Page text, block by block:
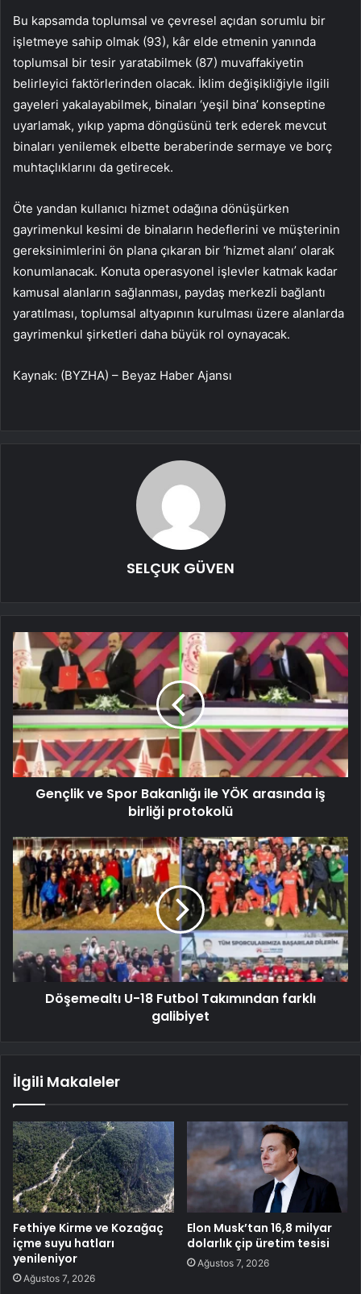
Bu kapsamda toplumsal ve çevresel açıdan sorumlu bir
işletmeye sahip olmak (93), kâr elde etmenin yanında
toplumsal bir tesir yaratabilmek (87) muvaffakiyetin
belirleyici faktörlerinden olacak. İklim değişikliğiyle ilgili
gayeleri yakalayabilmek, binaları ‘yeşil bina’ konseptine
uyarlamak, yıkıp yapma döngüsünü terk ederek mevcut
binaları yenilemek elbette beraberinde sermaye ve borç
muhtaçlıklarını da getirecek.
Öte yandan kullanıcı hizmet odağına dönüşürken
gayrimenkul kesimi de binaların hedeflerini ve müşterinin
gereksinimlerini ön plana çıkaran bir ‘hizmet alanı’ olarak
konumlanacak. Konuta operasyonel işlevler katmak kadar
kamusal alanların sağlanması, paydaş merkezli bağlantı
yaratılması, toplumsal altyapının kurulması üzere alanlarda
gayrimenkul şirketleri daha büyük rol oynayacak.
Kaynak: (BYZHA) – Beyaz Haber Ajansı
SELÇUK GÜVEN
Gençlik ve Spor Bakanlığı ile YÖK arasında iş
birliği protokolü
Döşemealtı U-18 Futbol Takımından farklı
galibiyet
İlgili Makaleler
Fethiye Kirme ve Kozağaç
içme suyu hatları
yenileniyor
Ağustos 7, 2026
Elon Musk’tan 16,8 milyar
dolarlık çip üretim tesisi
Ağustos 7, 2026